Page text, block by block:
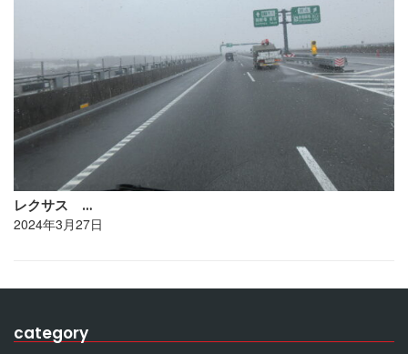
レクサス …
2024年3月27日
category